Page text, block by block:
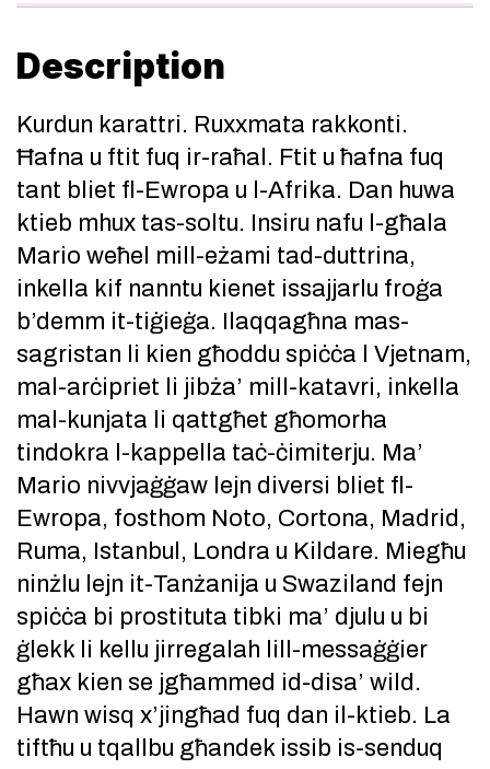
Description
Kurdun karattri. Ruxxmata rakkonti.
Ħafna u ftit fuq ir-raħal. Ftit u ħafna fuq
tant bliet fl-Ewropa u l-Afrika. Dan huwa
ktieb mhux tas-soltu. Insiru nafu l-għala
Mario weħel mill-eżami tad-duttrina,
inkella kif nanntu kienet issajjarlu froġa
b’demm it-tiġieġa. Ilaqqagħna mas-
sagristan li kien għoddu spiċċa l Vjetnam,
mal-arċipriet li jibża’ mill-katavri, inkella
mal-kunjata li qattgħet għomorha
tindokra l-kappella taċ-ċimiterju. Ma’
Mario nivvjaġġaw lejn diversi bliet fl-
Ewropa, fosthom Noto, Cortona, Madrid,
Ruma, Istanbul, Londra u Kildare. Miegħu
ninżlu lejn it-Tanżanija u Swaziland fejn
spiċċa bi prostituta tibki ma’ djulu u bi
ġlekk li kellu jirregalah lill-messaġġier
għax kien se jgħammed id-disa’ wild.
Hawn wisq x’jingħad fuq dan il-ktieb. La
tiftħu u tqallbu għandek issib is-senduq